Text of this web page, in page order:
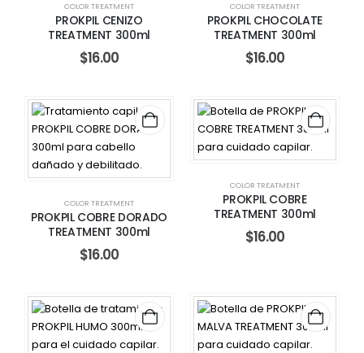
COLOR TREATMENT
PROKPIL CENIZO
TREATMENT 300ml
$16.00
COLOR TREATMENT
PROKPIL CHOCOLATE
TREATMENT 300ml
$16.00
COLOR TREATMENT
PROKPIL COBRE DORADO
TREATMENT 300ml
$16.00
COLOR TREATMENT
PROKPIL COBRE
TREATMENT 300ml
$16.00